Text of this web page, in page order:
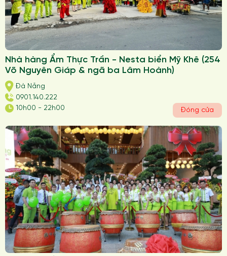
Nhà hàng Ẩm Thực Trần - Nesta biển Mỹ Khê (254
Võ Nguyên Giáp & ngã ba Lâm Hoành)
Đà Nẵng
0901.140.222
10h00 - 22h00
Đóng cửa